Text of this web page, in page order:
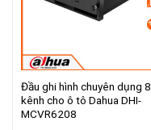
Đầu ghi hình chuyên dụng 8
kênh cho ô tô Dahua DHI-
MCVR6208